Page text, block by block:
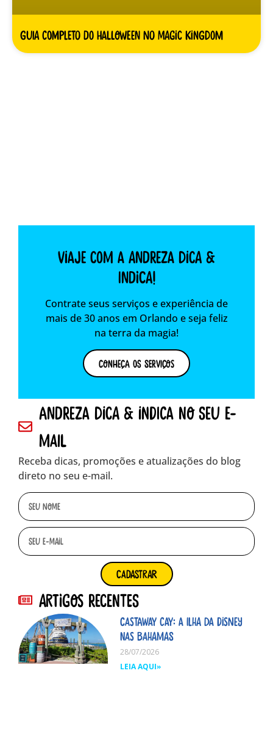
Guia completo do Halloween no Magic Kingdom
Viaje com a Andreza dica &
indica!
Contrate seus serviços e experiência de
mais de 30 anos em Orlando e seja feliz
na terra da magia!
Conheça os Serviços
andreza dica & indica no seu e-
mail
Receba dicas, promoções e atualizações do blog
direto no seu e-mail.
cadastrar
Artigos Recentes
Castaway Cay: A ilha da Disney
nas Bahamas
28/07/2026
LEIA AQUI»